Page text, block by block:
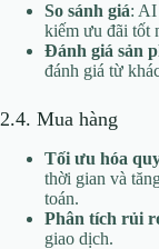
So sánh giá: AI
kiếm ưu đãi tốt
Đánh giá sản
đánh giá từ
2.4. Mua hàng
Tối ưu hóa
thời gian và
toán.
Phân tích rủi
giao dịch.